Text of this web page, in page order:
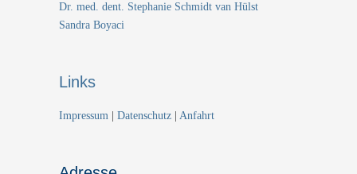
Dr. med. dent. Stephanie Schmidt van Hülst
Sandra Boyaci
Links
Impressum Datenschutz Anfahrt